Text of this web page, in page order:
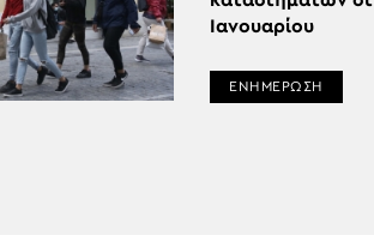
Ιανουαρίου
ΕΝΗΜΕΡΩΣΗ